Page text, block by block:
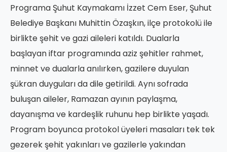
Programa Şuhut Kaymakamı İzzet Cem Eser, Şuhut
Belediye Başkanı Muhittin Özaşkın, ilçe protokolü ile
birlikte şehit ve gazi aileleri katıldı. Dualarla
başlayan iftar programında aziz şehitler rahmet,
minnet ve dualarla anılırken, gazilere duyulan
şükran duyguları da dile getirildi. Aynı sofrada
buluşan aileler, Ramazan ayının paylaşma,
dayanışma ve kardeşlik ruhunu hep birlikte yaşadı.
Program boyunca protokol üyeleri masaları tek tek
gezerek şehit yakınları ve gazilerle yakından